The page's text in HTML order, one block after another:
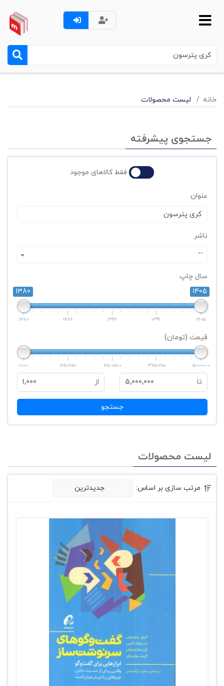
خانه لیست محصولات
جستجوی پیشرفته
فقط کالاهای موجود
عنوان
ناشر
--
سال چاپ
1380
1405
1380 1386 1393 1399 1405
قیمت (تومان)
1000 1250750 2500500 3750250 5000000
تا 5,000,000 از 1,000
جستجو
لیست محصولات
مرتب سازی بر اساس: جدیدترین